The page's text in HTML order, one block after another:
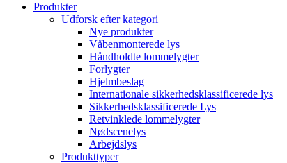
Produkter
Udforsk efter kategori
Nye produkter
Våbenmonterede lys
Håndholdte lommelygter
Forlygter
Hjelmbeslag
Internationale sikkerhedsklassificerede lys
Sikkerhedsklassificerede Lys
Retvinklede lommelygter
Nødscenelys
Arbejdslys
Produkttyper